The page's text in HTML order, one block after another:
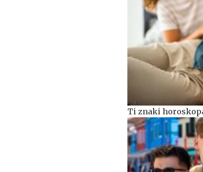
Ti znaki